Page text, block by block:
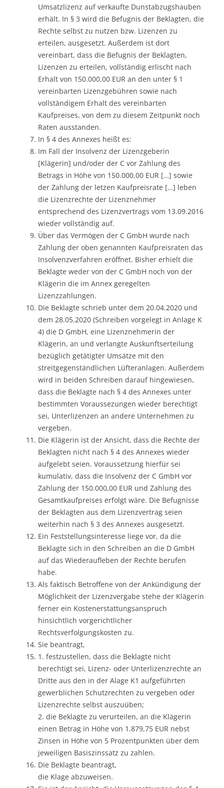
Umsatzlizenz auf verkaufte Dunstabzugshauben
erhält. In § 3 wird die Befugnis der Beklagten, die
Rechte selbst zu nutzen bzw. Lizenzen zu
erteilen, ausgesetzt. Außerdem ist dort
vereinbart, dass die Befugnis der Beklagten,
Lizenzen zu erteilen, vollständig erlischt nach
Erhalt von 150.000,00 EUR an den unter § 1
vereinbarten Lizenzgebühren sowie nach
vollständigem Erhalt des vereinbarten
Kaufpreises, von dem zu diesem Zeitpunkt noch
Raten ausstanden.
In § 4 des Annexes heißt es:
Im Fall der Insolvenz der Lizenzgeberin
[Klägerin] und/oder der C vor Zahlung des
Betrags in Höhe von 150.000,00 EUR […] sowie
der Zahlung der letzen Kaufpreisrate […] leben
die Lizenzrechte der Lizenznehmer
entsprechend des Lizenzvertrags vom 13.09.2016
wieder vollständig auf.
Über das Vermögen der C GmbH wurde nach
Zahlung der oben genannten Kaufpreisraten das
Insolvenzverfahren eröffnet. Bisher erhielt die
Beklagte weder von der C GmbH noch von der
Klägerin die im Annex geregelten
Lizenzzahlungen.
Die Beklagte schrieb unter dem 20.04.2020 und
dem 28.05.2020 (Schreiben vorgelegt in Anlage K
4) die D GmbH, eine Lizenznehmerin der
Klägerin, an und verlangte Auskunftserteilung
bezüglich getätigter Umsätze mit den
streitgegenständlichen Lüfteranlagen. Außerdem
wird in beiden Schreiben darauf hingewiesen,
dass die Beklagte nach § 4 des Annexes unter
bestimmten Voraussezungen wieder berechtigt
sei, Unterlizenzen an andere Unternehmen zu
vergeben.
Die Klägerin ist der Ansicht, dass die Rechte der
Beklagten nicht nach § 4 des Annexes wieder
aufgelebt seien. Voraussetzung hierfür sei
kumulativ, dass die Insolvenz der C GmbH vor
Zahlung der 150.000,00 EUR und Zahlung des
Gesamtkaufpreises erfolgt wäre. Die Befugnisse
der Beklagten aus dem Lizenzvertrag seien
weiterhin nach § 3 des Annexes ausgesetzt.
Ein Feststellungsinteresse liege vor, da die
Beklagte sich in den Schreiben an die D GmbH
auf das Wiederaufleben der Rechte berufen
habe.
Als faktisch Betroffene von der Ankündigung der
Möglichkeit der Lizenzvergabe stehe der Klägerin
ferner ein Kostenerstattungsanspruch
hinsichtlich vorgerichtlicher
Rechtsverfolgungskosten zu.
Sie beantragt,
1. festzustellen, dass die Beklagte nicht
berechtigt sei, Lizenz- oder Unterlizenzrechte an
Dritte aus den in der Alage K1 aufgeführten
gewerblichen Schutzrechten zu vergeben oder
Lizenzrechte selbst auszuüben;
2. die Beklagte zu verurteilen, an die Klägerin
einen Betrag in Höhe von 1.879,75 EUR nebst
Zinsen in Höhe von 5 Prozentpunkten über dem
jeweiligen Basiszinssatz zu zahlen.
Die Beklagte beantragt,
die Klage abzuweisen.